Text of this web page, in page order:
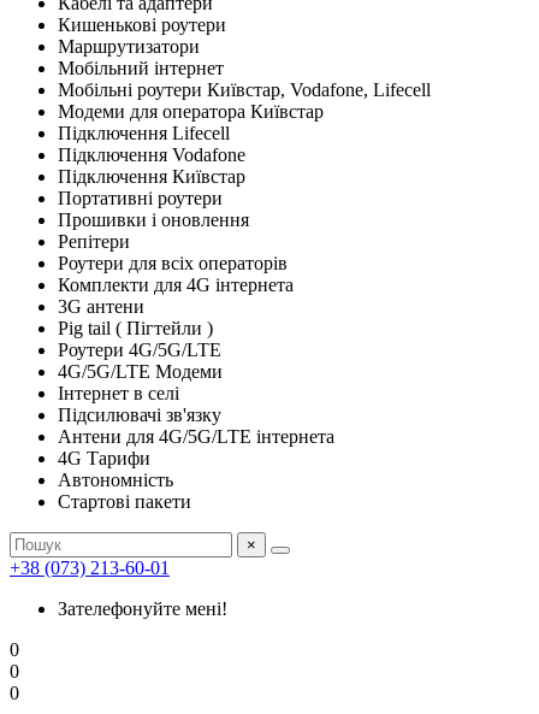
Кишенькові роутери
Маршрутизатори
Мобільний інтернет
Мобільні роутери Київстар, Vodafone, Lifecell
Модеми для оператора Київстар
Підключення Lifecell
Підключення Vodafone
Підключення Київстар
Портативні роутери
Прошивки і оновлення
Репітери
Роутери для всіх операторів
Комплекти для 4G інтернета
3G антени
Pig tail ( Пігтейли )
Роутери 4G/5G/LTE
4G/5G/LTE Модеми
Інтернет в селі
Підсилювачі зв'язку
Антени для 4G/5G/LTE інтернета
4G Тарифи
Автономність
Стартові пакети
×
+38 (073) 213-60-01
Зателефонуйте мені!
0
0
0